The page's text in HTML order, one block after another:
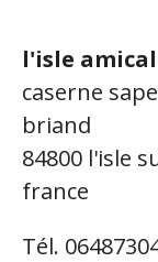
l'isle
caserne
briand
84800 l'isle
france
Tél.